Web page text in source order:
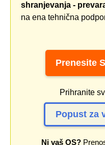
shranjevanja -
na ena tehnična
Prenesite
Prihranite
Popust za
Ni vaš OS?